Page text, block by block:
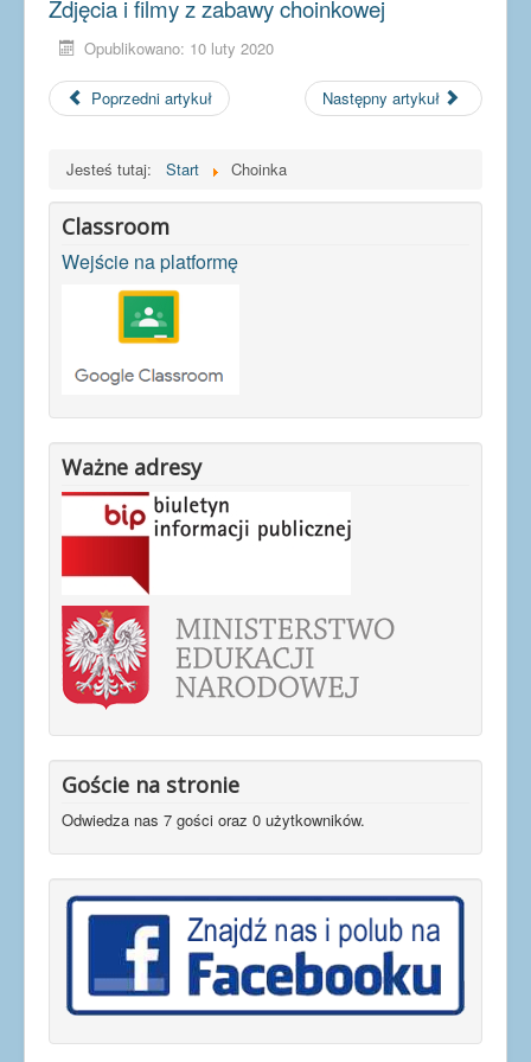
Zdjęcia i filmy z zabawy choinkowej
Opublikowano: 10 luty 2020
Poprzedni artykuł Następny artykuł
Jesteś tutaj: Start Choinka
Classroom
Wejście na platformę
Ważne adresy
Goście na stronie
Odwiedza nas 7 gości oraz 0 użytkowników.